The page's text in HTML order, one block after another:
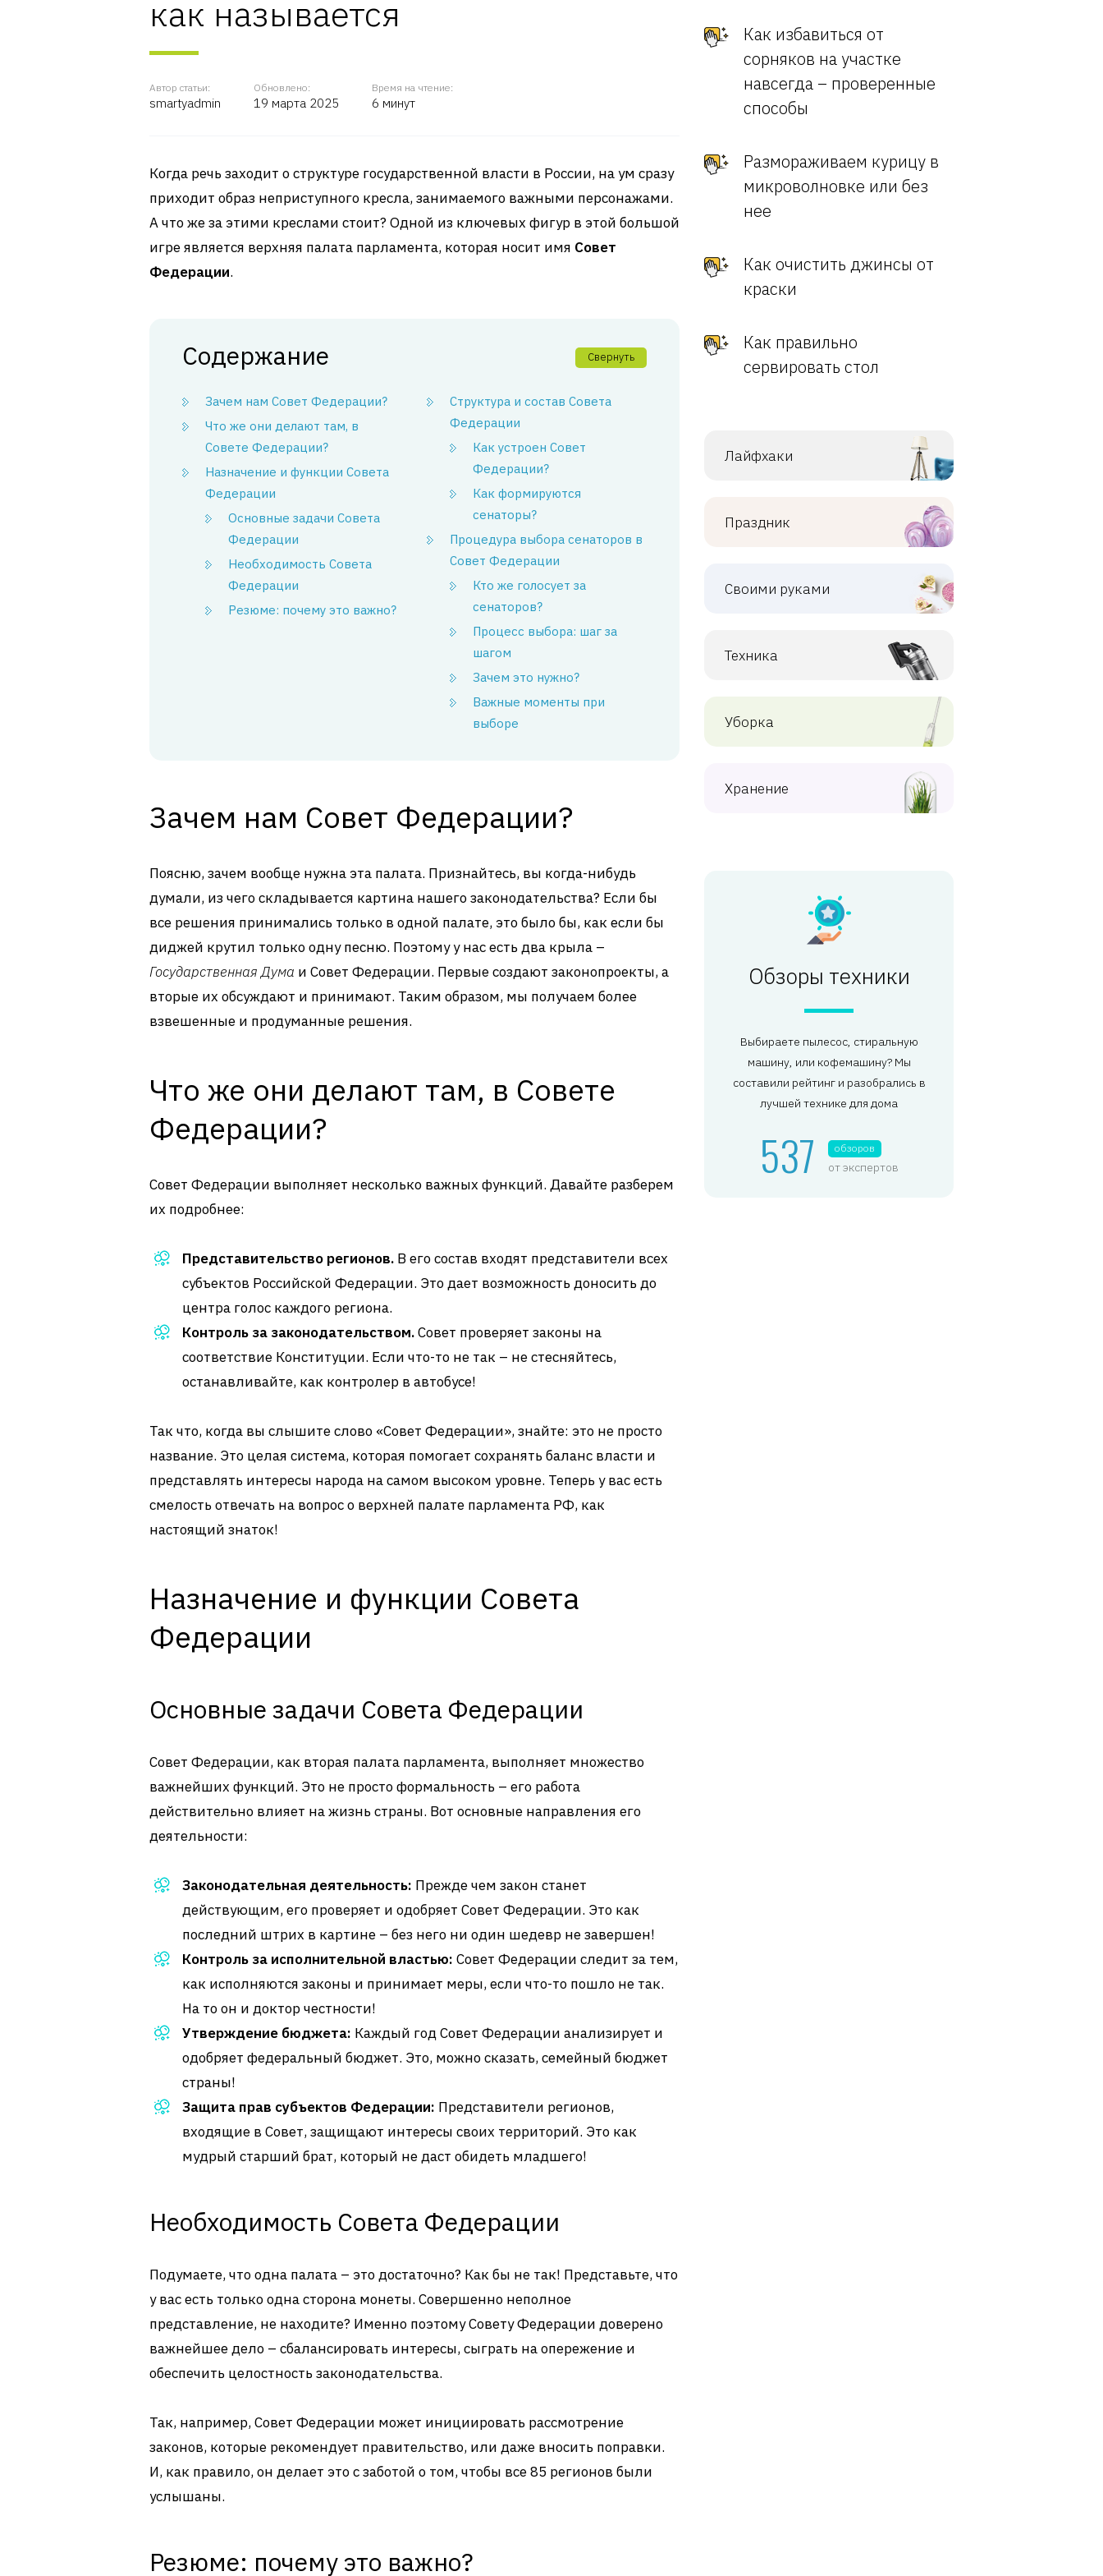
как называется
Автор статьи:
smartyadmin
Обновлено:
19 марта 2025
Время на чтение:
6 минут
Когда речь заходит о структуре государственной власти в России, на ум сразу
приходит образ неприступного кресла, занимаемого важными персонажами.
А что же за этими креслами стоит? Одной из ключевых фигур в этой большой
игре является верхняя палата парламента, которая носит имя Совет
Федерации.
Содержание Свернуть
Зачем нам Совет Федерации?
Что же они делают там, в
Совете Федерации?
Назначение и функции Совета
Федерации
Основные задачи Совета
Федерации
Необходимость Совета
Федерации
Резюме: почему это важно?
Структура и состав Совета
Федерации
Как устроен Совет
Федерации?
Как формируются
сенаторы?
Процедура выбора сенаторов в
Совет Федерации
Кто же голосует за
сенаторов?
Процесс выбора: шаг за
шагом
Зачем это нужно?
Важные моменты при
выборе
Зачем нам Совет Федерации?
Поясню, зачем вообще нужна эта палата. Признайтесь, вы когда-нибудь
думали, из чего складывается картина нашего законодательства? Если бы
все решения принимались только в одной палате, это было бы, как если бы
диджей крутил только одну песню. Поэтому у нас есть два крыла –
Государственная Дума и Совет Федерации. Первые создают законопроекты, а
вторые их обсуждают и принимают. Таким образом, мы получаем более
взвешенные и продуманные решения.
Что же они делают там, в Совете
Федерации?
Совет Федерации выполняет несколько важных функций. Давайте разберем
их подробнее:
Представительство регионов. В его состав входят представители всех
субъектов Российской Федерации. Это дает возможность доносить до
центра голос каждого региона.
Контроль за законодательством.Совет проверяет законы на
соответствие Конституции. Если что-то не так – не стесняйтесь,
останавливайте, как контролер в автобусе!
Так что, когда вы слышите слово «Совет Федерации», знайте: это не просто
название. Это целая система, которая помогает сохранять баланс власти и
представлять интересы народа на самом высоком уровне. Теперь у вас есть
смелость отвечать на вопрос о верхней палате парламента РФ, как
настоящий знаток!
Назначение и функции Совета
Федерации
Основные задачи Совета Федерации
Совет Федерации, как вторая палата парламента, выполняет множество
важнейших функций. Это не просто формальность – его работа
действительно влияет на жизнь страны. Вот основные направления его
деятельности:
Законодательная деятельность: Прежде чем закон станет
действующим, его проверяет и одобряет Совет Федерации. Это как
последний штрих в картине – без него ни один шедевр не завершен!
Контроль за исполнительной властью: Совет Федерации следит за тем,
как исполняются законы и принимает меры, если что-то пошло не так.
На то он и доктор честности!
Утверждение бюджета: Каждый год Совет Федерации анализирует и
одобряет федеральный бюджет. Это, можно сказать, семейный бюджет
страны!
Защита прав субъектов Федерации: Представители регионов,
входящие в Совет, защищают интересы своих территорий. Это как
мудрый старший брат, который не даст обидеть младшего!
Необходимость Совета Федерации
Подумаете, что одна палата – это достаточно? Как бы не так! Представьте, что
у вас есть только одна сторона монеты. Совершенно неполное
представление, не находите? Именно поэтому Совету Федерации доверено
важнейшее дело – сбалансировать интересы, сыграть на опережение и
обеспечить целостность законодательства.
Так, например, Совет Федерации может инициировать рассмотрение
законов, которые рекомендует правительство, или даже вносить поправки.
И, как правило, он делает это с заботой о том, чтобы все 85 регионов были
услышаны.
Резюме: почему это важно?
Как избавиться от
сорняков на участке
навсегда – проверенные
способы
Размораживаем курицу в
микроволновке или без
нее
Как очистить джинсы от
краски
Как правильно
сервировать стол
Лайфхаки
Праздник
Своими руками
Техника
Уборка
Хранение
Обзоры техники
Выбираете пылесос, стиральную
машину, или кофемашину? Мы
составили рейтинг и разобрались в
лучшей технике для дома
537 обзоров
от экспертов